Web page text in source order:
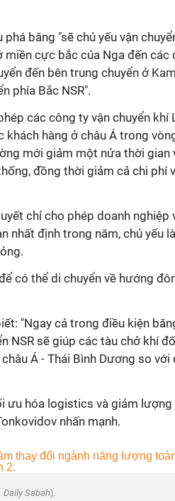
băng "sẽ chủ yếu vận
cực bắc của Nga đến các
đến bên trung chuyển ở
phía Bắc NSR".
các công ty vận chuyển khí
hàng ở châu Á trong
mới giảm một nửa thời gian
đồng thời giảm cả chi phí
chỉ cho phép doanh nghiệp
nhất định trong năm, chủ yếu
có thể di chuyển về hướng
"Ngay cả trong điều kiện
NSR sẽ giúp các tàu chở khí
Á - Thái Bình Dương so với
ưu hóa logistics và giảm lượng
nhấn mạnh.
Daily Sabah).